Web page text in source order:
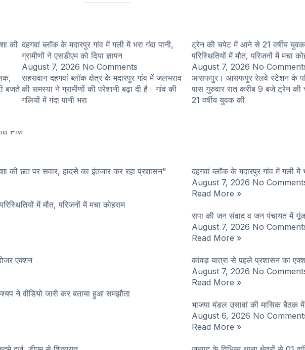
की
बजते
दहगवां ब्लॉक के मदारपुर गांव में गली में भरा गंदा पानी,
ग्रामीणों ने एसडीएम को दिया ज्ञापन
August 7, 2026 No Comments
सहसवान दहगवां ब्लॉक क्षेत्र के मदारपुर गांव में जलभराव
की समस्या ने ग्रामीणों की परेशानी बढ़ा दी है। गांव की
गलियों में गंदा पानी भरा
ट्रेन की चपेट में आने से 21 वर्षीय
परिस्थितियों में मौत, परिजनों में मचा
August 7, 2026 No
आसफपुर। आसफपुर रेलवे स्टेशन के
पास गुरुवार रात करीब 9 बजे ट्रेन
21 वर्षीय युवक की
की छत पर सवार, हादसे का इंतजार कर रहा प्रशासन”
दहगवां ब्लॉक के मदारपुर गांव में गली में
August 7, 2026 No
Read More »
में मौत, परिजनों में मचा कोहराम
सपा की जन संवाद व जन पंचायत में
August 7, 2026 No
Read More »
एक्शन
कांवड़ यात्रा से पहले प्रशासन का
August 7, 2026 No
Read More »
ने वीडियो जारी कर बताया हुआ समझौता
भाजपा मंडल उसावां की मासिक बैठक
August 6, 2026 No
Read More »